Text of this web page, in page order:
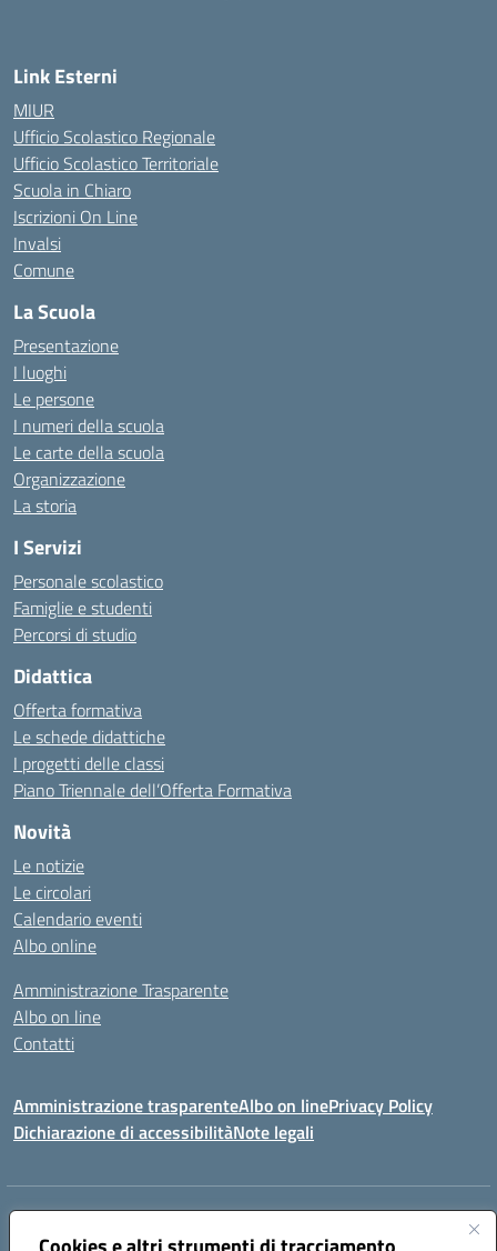
Link Esterni
MIUR
Ufficio Scolastico Regionale
Ufficio Scolastico Territoriale
Scuola in Chiaro
Iscrizioni On Line
Invalsi
Comune
La Scuola
Presentazione
I luoghi
Le persone
I numeri della scuola
Le carte della scuola
Organizzazione
La storia
I Servizi
Personale scolastico
Famiglie e studenti
Percorsi di studio
Didattica
Offerta formativa
Le schede didattiche
I progetti delle classi
Piano Triennale dell’Offerta Formativa
Novità
Le notizie
Le circolari
Calendario eventi
Albo online
Amministrazione Trasparente
Albo on line
Contatti
Amministrazione trasparenteAlbo on linePrivacy Policy
Dichiarazione di accessibilitàNote legali
Indirizzo:
Centralino:078170786 Email:caic875002@istruzione.it